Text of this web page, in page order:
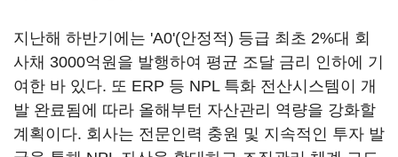
지난해 하반기에는 'A0'(안정적) 등급 최초 2%대 회
사채 3000억원을 발행하여 평균 조달 금리 인하에 기
여한 바 있다. 또 ERP 등 NPL 특화 전산시스템이 개
발 완료됨에 따라 올해부턴 자산관리 역량을 강화할
계획이다. 회사는 전문인력 충원 및 지속적인 투자 발